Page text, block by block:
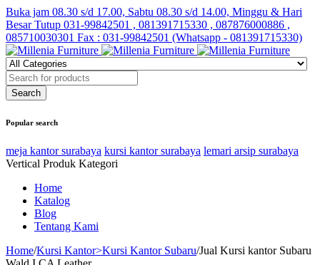
Buka jam 08.30 s/d 17.00, Sabtu 08.30 s/d 14.00, Minggu & Hari
Besar Tutup 031-99842501 , 081391715330 , 087876000886 ,
085710030301 Fax : 031-99842501 (Whatsapp - 081391715330)
Popular search
meja kantor surabaya kursi kantor surabaya lemari arsip surabaya
Vertical Produk Kategori
Home
Katalog
Blog
Tentang Kami
Home/Kursi Kantor>Kursi Kantor Subaru/Jual Kursi kantor Subaru